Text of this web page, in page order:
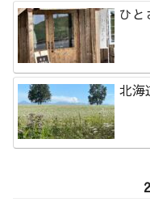
ひと
北海